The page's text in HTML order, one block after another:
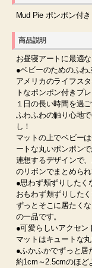
Mud Pie ポンポン付
商品説明
お昼寝アートに最適
●ベビーのためのふわ
アメリカのライフス
トなポンポン付きプ
１日の長い時間を過
ふわふわの触り心地
し！
マットの上でベビー
ートな丸いポンポン
連想するデザインで
のリボンでまとめら
●思わず頬ずりしたく
おもわず頬ずりした
ずっとそこに居たく
の一品です。
●可愛らしいアクセ
マットはキュートな
●ふかふかでずっと
約1cm～2.5cmのほど